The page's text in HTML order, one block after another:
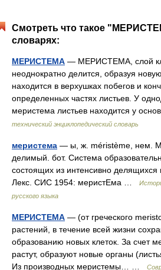
Смотреть что такое
словарях:
МЕРИСТЕМА — МЕРИСТЕМА, слой
неоднократно делится, образуя
находится в верхушках побегов и
определенных частях листьев. У
меристема листьев находится у
технический энциклопедический словарь
меристема — ы, ж. méristème, нем.
делимый. бот. Система
состоящих из интенсивно делящихся
Лекс. СИС 1954: меристЕма …
русского языка
МЕРИСТЕМА — (от греческого
растений, в течение всей жизни
образованию новых клеток. За счет
растут, образуют новые органы
Из производных меристемы… …